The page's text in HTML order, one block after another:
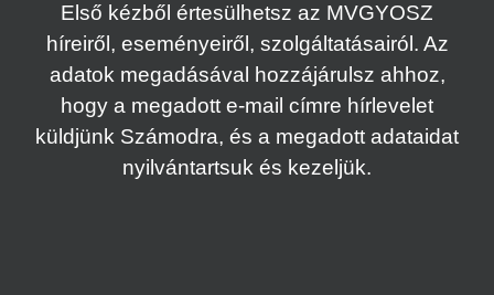
Első kézből értesülhetsz az MVGYOSZ
híreiről, eseményeiről, szolgáltatásairól. Az
adatok megadásával hozzájárulsz ahhoz,
hogy a megadott e-mail címre hírlevelet
küldjünk Számodra, és a megadott adataidat
nyilvántartsuk és kezeljük.